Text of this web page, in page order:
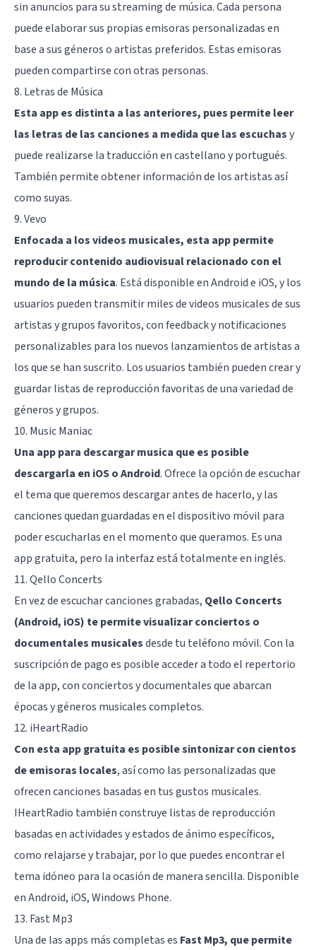
sin anuncios para su streaming de música. Cada persona
puede elaborar sus propias emisoras personalizadas en
base a sus géneros o artistas preferidos. Estas emisoras
pueden compartirse con otras personas.
8. Letras de Música
Esta app es distinta a las anteriores, pues permite leer
las letras de las canciones a medida que las escuchasy
puede realizarse la traducción en castellano y portugués.
También permite obtener información de los artistas así
como suyas.
9. Vevo
Enfocada a los videos musicales, esta app permite
reproducir contenido audiovisual relacionado con el
mundo de la música. Está disponible en Android e iOS, y los
usuarios pueden transmitir miles de videos musicales de sus
artistas y grupos favoritos, con feedback y notificaciones
personalizables para los nuevos lanzamientos de artistas a
los que se han suscrito. Los usuarios también pueden crear y
guardar listas de reproducción favoritas de una variedad de
géneros y grupos.
10. Music Maniac
Una app para descargar musica que es posible
descargarla en iOS o Android. Ofrece la opción de escuchar
el tema que queremos descargar antes de hacerlo, y las
canciones quedan guardadas en el dispositivo móvil para
poder escucharlas en el momento que queramos. Es una
app gratuita, pero la interfaz está totalmente en inglés.
11. Qello Concerts
En vez de escuchar canciones grabadas, Qello Concerts
(Android, iOS) te permite visualizar conciertos o
documentales musicalesdesde tu teléfono móvil. Con la
suscripción de pago es posible acceder a todo el repertorio
de la app, con conciertos y documentales que abarcan
épocas y géneros musicales completos.
12. iHeartRadio
Con esta app gratuita es posible sintonizar con cientos
de emisoras locales, así como las personalizadas que
ofrecen canciones basadas en tus gustos musicales.
IHeartRadio también construye listas de reproducción
basadas en actividades y estados de ánimo específicos,
como relajarse y trabajar, por lo que puedes encontrar el
tema idóneo para la ocasión de manera sencilla. Disponible
en Android, iOS, Windows Phone.
13. Fast Mp3
Una de las apps más completas es Fast Mp3, que permite